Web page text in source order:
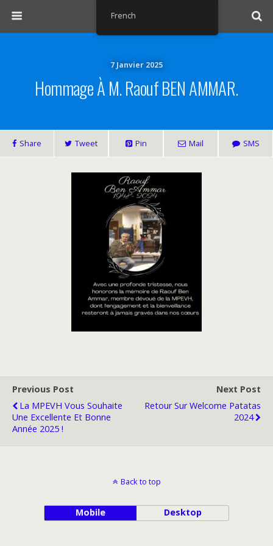
7 Janvier 2025
Hommage À M. Raouf BEN AMMAR.
Share Tweet Pin Mail SMS
Previous Post
La MPEVH Vous Souhaite
Une Excellente Et Bonne
Année 2025 !
Next Post
Retour Sur Welcome Patatas
2024
Back to top
Mobile Desktop
French